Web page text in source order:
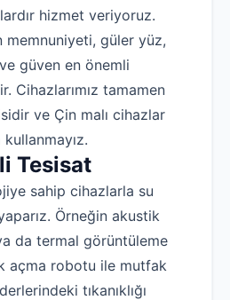
hizmet veriyoruz.
memnuniyeti, güler yüz,
güven en önemli
Cihazlarımız tamamen
ve Çin malı cihazlar
kullanmayız.
Tesisat
sahip cihazlarla su
Örneğin akustik
da termal görüntüleme
açma robotu ile mutfak
tıkanıklığı